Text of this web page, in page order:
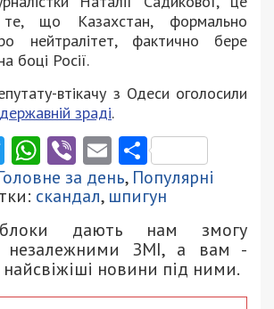
що Казахстан, формально
нейтралітет, фактично бере
боці Росії.
втікачу з Одеси оголосили
державній зраді.
Twitter
WhatsApp
ViberEmail
за день, Популярні
скандал, шпигун
блоки дають нам змогу
незалежними ЗМІ, а вам -
новини під ними.